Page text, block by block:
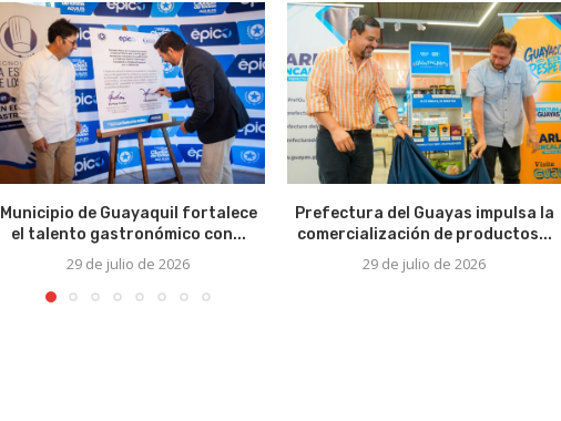
Municipio de Guayaquil fortalece
el talento gastronómico con...
29 de julio de 2026
Prefectura del Guayas impulsa la
comercialización de productos...
29 de julio de 2026